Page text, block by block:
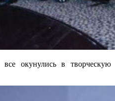
окунулись в творческую